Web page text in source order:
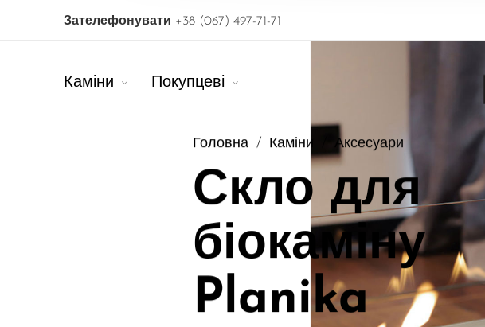
Зателефонувати +38 (067) 497-71-71
Каміни Покупцеві
Головна / Каміни Аксесуари
Скло для
біокаміну
Planika